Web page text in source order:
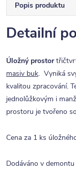
Popis produktu
Detailní
Úložný prostor
masiv buk. Vyniká
kvalitou zpracování.
jednolůžkovým i
prostoru je tvořeno
Cena za 1 ks
Dodáváno v